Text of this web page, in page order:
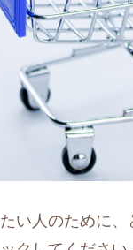
い人のために